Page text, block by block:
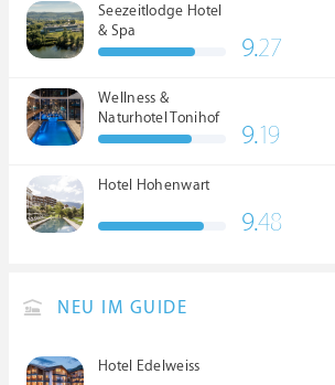
Seezeitlodge Hotel
& Spa
9.27
Wellness &
Naturhotel Tonihof
****S
9.19
Hotel Hohenwart
9.48
NEU IM GUIDE
Hotel Edelweiss